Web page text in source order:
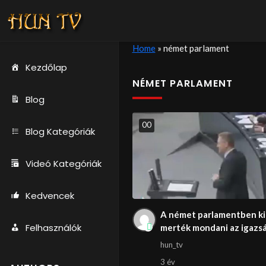
Kezdőlap
Blog
Blog Kategóriák
Videó Kategóriák
Kedvencek
Felhasználók
Home» német parlament
NÉMET PARLAMENT
00
A német parlamentben ki
merték mondani az
hun_tv
3 év